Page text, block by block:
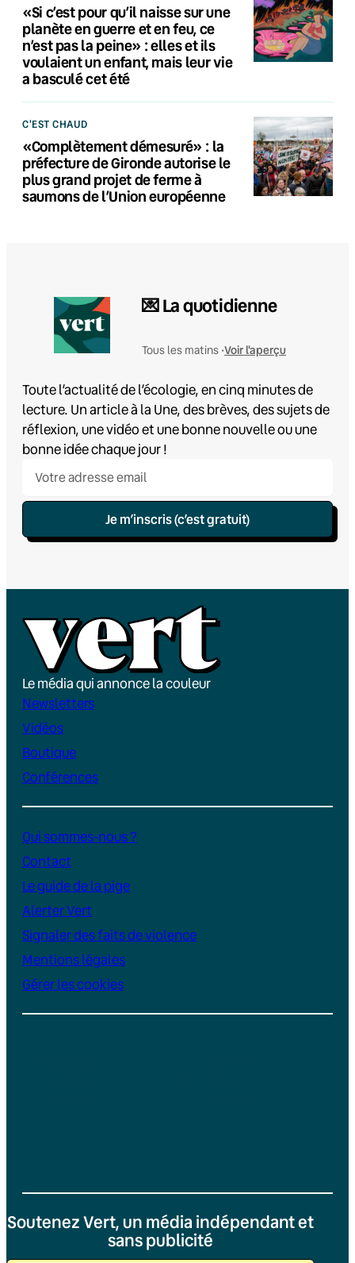
«Si c’est pour qu’il naisse sur une
planète en guerre et en feu, ce
n’est pas la peine» : elles et ils
voulaient un enfant, mais leur vie
a basculé cet été
C'EST CHAUD
«Complètement démesuré» : la
préfecture de Gironde autorise le
plus grand projet de ferme à
saumons de l’Union européenne
💌 La quotidienne
Tous les matins •Voir l'aperçu
Toute l’actualité de l’écologie, en cinq minutes de
lecture. Un article à la Une, des brèves, des sujets de
réflexion, une vidéo et une bonne nouvelle ou une
bonne idée chaque jour !
Je m’inscris (c’est gratuit)
Le média qui annonce la couleur
Newsletters
Vidéos
Boutique
Conférences
Qui sommes-nous ?
Contact
Le guide de la pige
Alerter Vert
Signaler des faits de violence
Mentions légales
Gérer les cookies
Soutenez Vert, un média indépendant et
sans publicité